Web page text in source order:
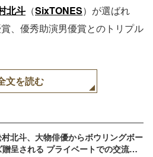
北斗 （SixTONES）が選ばれ
、優秀助演男優賞とのトリプル
文を読む
北斗、大物俳優からボウリングボー
呈される プライベートでの交流告